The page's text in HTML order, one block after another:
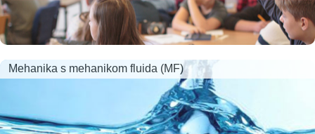
Mehanika s mehanikom fluida (MF)